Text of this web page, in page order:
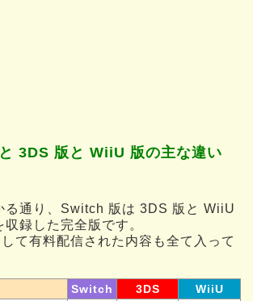
3DS 版と WiiU 版の主な違い
る通り、Switch 版は 3DS 版と WiiU
録した完全版です。
て有料配信された内容も全て入って
Switch 3DS
WiiU